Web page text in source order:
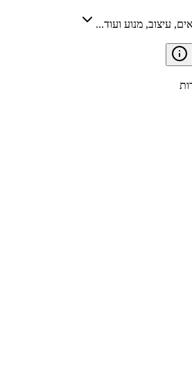
עיצוב, מנוע ועוד...